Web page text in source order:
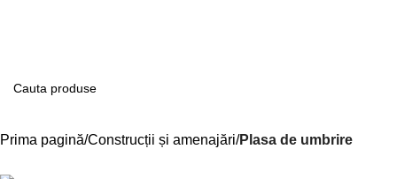
Prima pagină Construcții și amenajări Plasa de umbrire